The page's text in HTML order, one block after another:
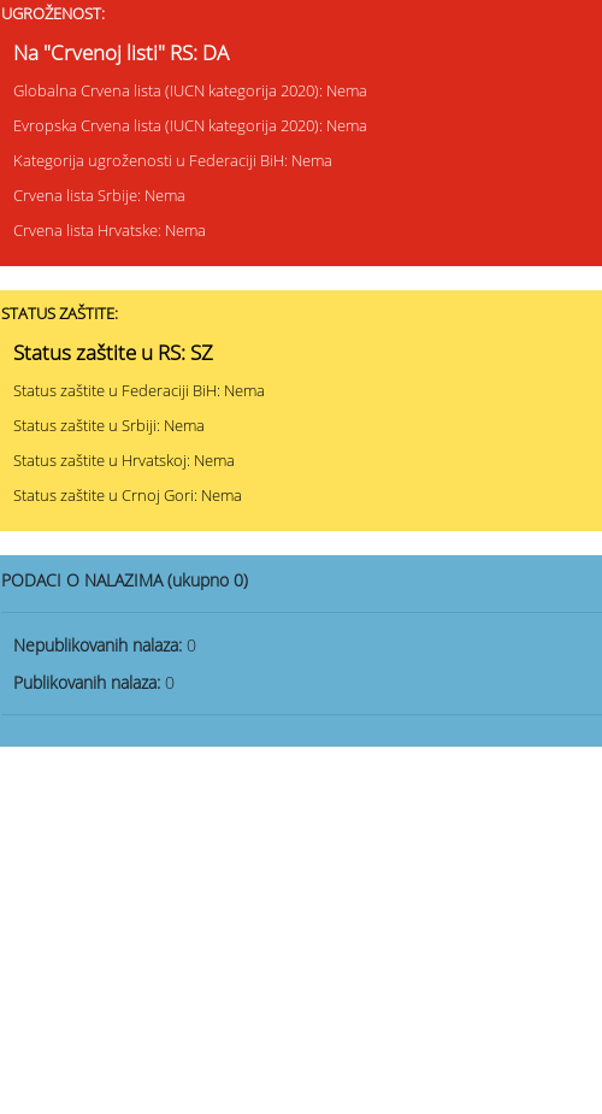
UGROŽENOST:
Na "Crvenoj listi" RS: DA
Globalna Crvena lista (IUCN kategorija 2020): Nema
Evropska Crvena lista (IUCN kategorija 2020): Nema
Kategorija ugroženosti u Federaciji BiH: Nema
Crvena lista Srbije: Nema
Crvena lista Hrvatske: Nema
STATUS ZAŠTITE:
Status zaštite u RS: SZ
Status zaštite u Federaciji BiH: Nema
Status zaštite u Srbiji: Nema
Status zaštite u Hrvatskoj: Nema
Status zaštite u Crnoj Gori: Nema
PODACI O NALAZIMA (ukupno 0)
Nepublikovanih nalaza: 0
Publikovanih nalaza: 0